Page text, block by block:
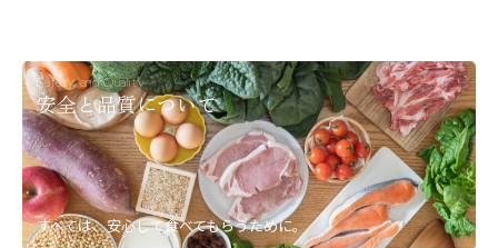
安全と品質について
すべては、安心して食べてもらうために。